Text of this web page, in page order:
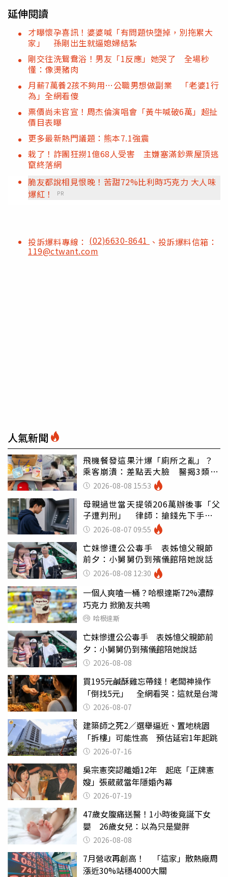
延伸閱讀
才曝懷孕喜訊！婆婆喊「有問題快墮掉，別拖累大
家」 孫剛出生就逼媳婦結紮
剛交往洗鴛鴦浴！男友「1反應」她哭了 全場秒
懂：像燙豬肉
月薪7萬養2孩不夠用…公職男想做副業 「老婆1行
為」全網看傻
票價尚未官宣！周杰倫演唱會「黃牛喊破6萬」超扯
價目表曝
更多最新熱門議題：熊本7.1強震
栽了！詐團狂撈1億68人受害 主嫌塞滿鈔票屋頂逃
竄終落網
脆友都說相見恨晚！苦甜72%比利時巧克力 大人味
爆紅！
PR
投訴爆料專線： (02)6630-8641 、投訴爆料信箱：
119@ctwant.com
人氣新聞
飛機餐發這果汁爆「廁所之亂」？
乘客崩潰：差點丟大臉 醫揭3類人
別亂喝
2026-08-08 15:53
母親過世當天提領206萬辦後事「父
子遭判刑」 律師：搶錢先下手是
罪 2026-08-07 09:55
亡妹慘遭公公毒手 表姊憶父親節
前夕：小舅舅仍到殯儀館陪她說話
2026-08-08 12:30
一個人爽嗑一桶？哈根達斯72%濃醇
巧克力 掀脆友共鳴
哈根達斯
亡妹慘遭公公毒手 表姊憶父親節前
夕：小舅舅仍到殯儀館陪她說話
2026-08-08
買195元鹹酥雞忘帶錢！老闆神操作
「倒找5元」 全網看哭：這就是台灣
2026-08-07
建築師之死2／選舉逼近、置地桃園
「拆樓」可能性高 預估延宕1年起跳
2026-07-16
吳宗憲突認離婚12年 起底「正牌憲
嫂」張葳葳當年隱婚內幕
2026-07-19
47歲女腹痛送醫！1小時後竟誕下女
嬰 26歲女兒：以為只是變胖
2026-08-08
7月營收再創高！ 「這家」散熱廠周
漲近30%站穩4000大關